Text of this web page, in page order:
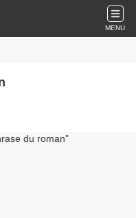
MENU